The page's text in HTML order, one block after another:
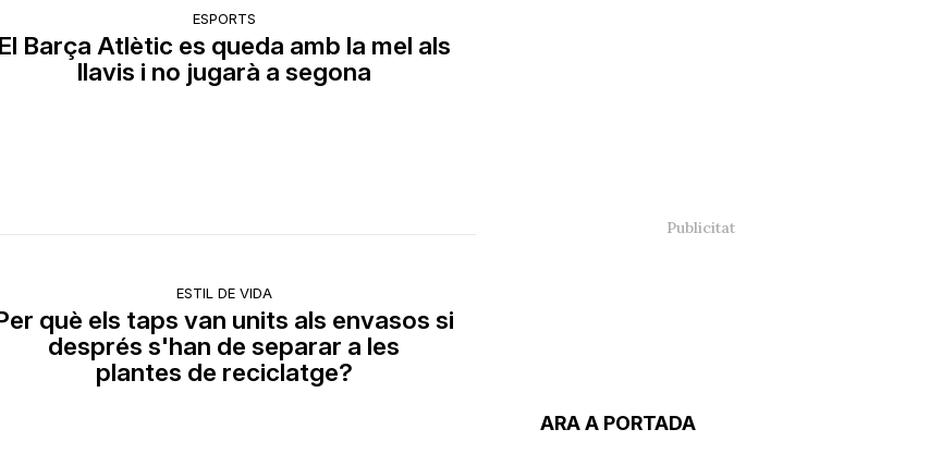
ESPORTS
El Barça Atlètic es queda amb la mel als
llavis i no jugarà a segona
ESTIL DE VIDA
què els taps van units als envasos si
després s'han de separar a les
plantes de reciclatge?
ARA A PORTADA